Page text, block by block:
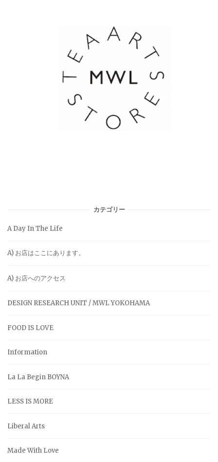
カテゴリー
A Day In The Life
A) お店はここにあります。
A) お店へのアクセス
DESIGN RESEARCH UNIT / MWL YOKOHAMA
FOOD IS LOVE
Information
La La Begin BOYNA
LESS IS MORE
Liberal Arts
Made With Love